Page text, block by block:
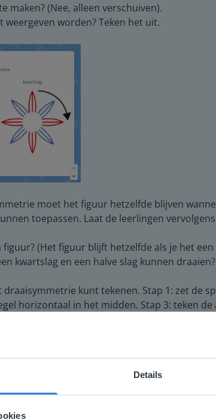
Details
maken? (Nee, alleen verschuiven).
worden? Teken het uit.
moet het figuur hetzelfde blijven
toepassen. Laat de leerlingen
(Het figuur blijft hetzelfde als je het
kwartslag en een halve slag kunnen draaien?
kunt tekenen. Stap 1: zet de
horizontaal in het midden. Stap 3: teken
bij het tekenen van een draaisymmetrisch
lijnsymmetrisch? (Ja) En andersom? (Nee)
figuren kunt omvormen door te vragen of
website komt niet overeen
je locatie, denken we dat je misschien liever